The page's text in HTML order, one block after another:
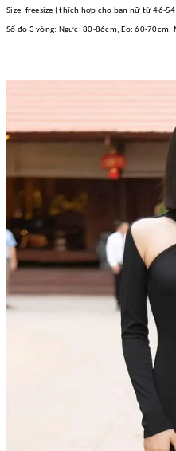
Size: freesize ( thích hợp cho bạn nữ từ 46-
Số đo 3 vòng: Ngực: 80-86cm, Eo: 60-70cm,